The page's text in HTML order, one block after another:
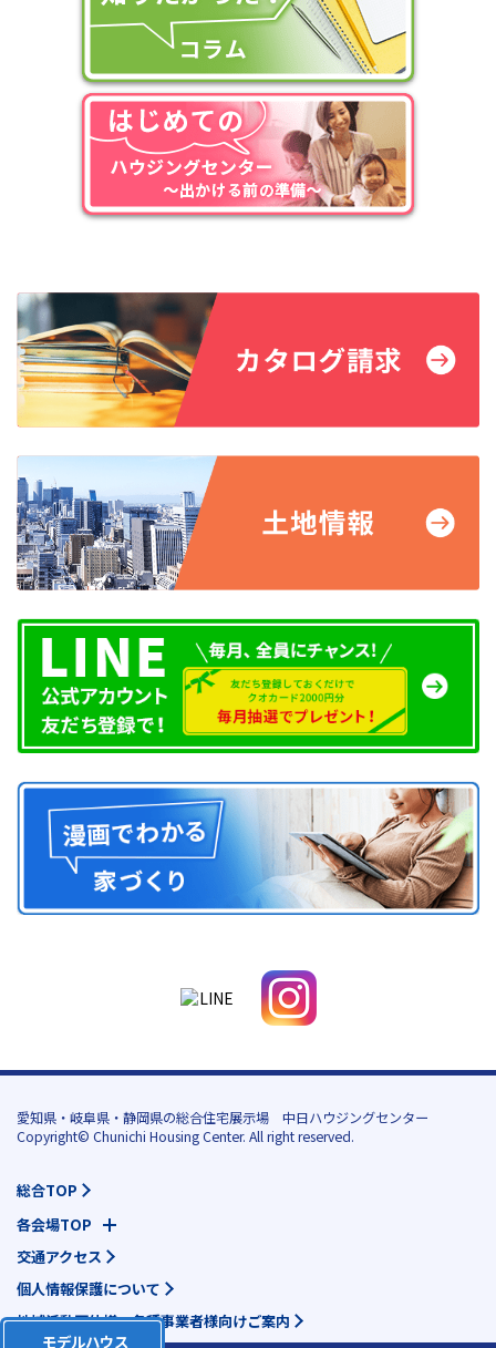
モデルハウス
愛知県・岐阜県・静岡県の総合住宅展示場 中日ハウジングセンター
Copyright© Chunichi Housing Center. All right reserved.
総合TOP
各会場TOP
交通アクセス
個人情報保護について
地域活動団体様・各種事業者様向けご案内